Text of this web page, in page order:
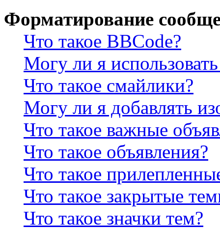
Форматирование
Что такое BBCode?
Могу ли я
Что такое смайлики?
Могу ли я добавлять
Что такое важные
Что такое объявления?
Что такое
Что такое закрытые
Что такое значки тем?